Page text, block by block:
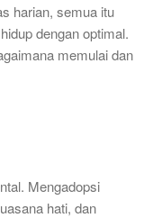
harian, semua itu
dengan optimal.
memulai dan
Mengadopsi
hati, dan